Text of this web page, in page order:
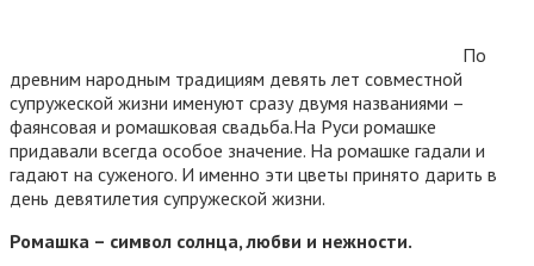
По
древним народным традициям девять лет совместной
супружеской жизни именуют сразу двумя названиями –
фаянсовая и ромашковая свадьба.На Руси ромашке
придавали всегда особое значение. На ромашке гадали и
гадают на суженого. И именно эти цветы принято дарить в
день девятилетия супружеской жизни.
Ромашка – символ солнца, любви и нежности.